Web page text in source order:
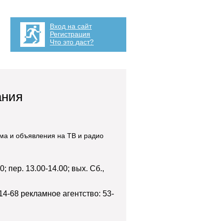
Вход на сайт
Регистрация
Что это даст?
и объявления на ТВ и радио
пер. 13.00-14.00; вых. Сб.,
68 рекламное агентство: 53-